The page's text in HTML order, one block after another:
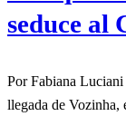
seduce al
Por Fabiana Luciani
llegada de Vozinha,